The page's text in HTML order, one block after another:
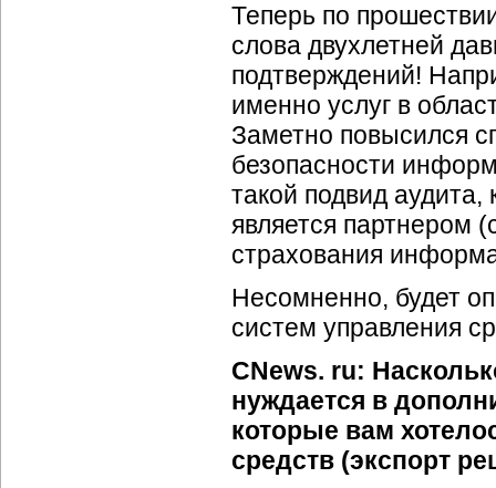
Теперь по
слова двухлетней
подтверждений!
именно услуг в
Заметно повысился
безопасности
такой подвид
является партнером
страхования
Несомненно, будет
систем управления
CNews. ru:
нуждается в
которые вам
средств (экспорт